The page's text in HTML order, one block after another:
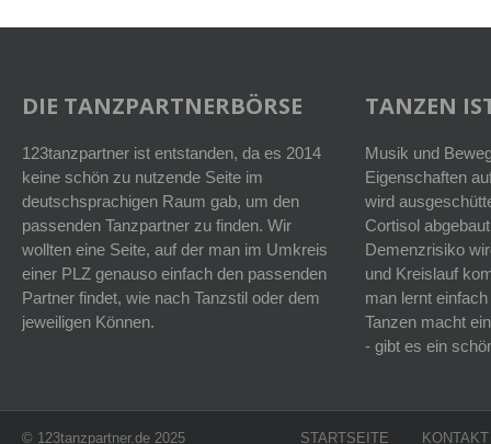
DIE TANZPARTNERBÖRSE
123tanzpartner ist entstanden, da es 2014
keine schön zu nutzende Seite im
deutschsprachigen Raum gab, um den
passenden Tanzpartner zu finden. Wir
wollten eine Seite, auf der man im Umkreis
einer PLZ genauso einfach den passenden
Partner findet, wie nach Tanzstil oder dem
jeweiligen Können.
TANZEN
Musik und
Eigenschaften
wird
Cortisol
Demenzrisiko
und Kreislauf
man lernt
Tanzen macht
- gibt es ein
© 123tanzpartner.de 2025 STARTSEITE